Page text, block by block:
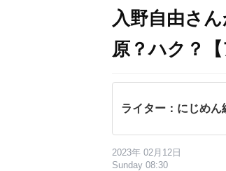
入野自由さ
原？ハク？【
ライター：にじめん
2023年 02月12日
Sunday 08:30